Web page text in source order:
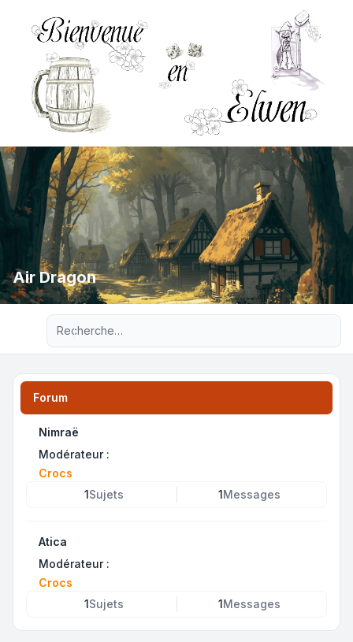
Air Dragon
Recherche avancée
Forum
Nimraë
Modérateur :
Crocs
1Sujets 1Messages
Atica
Modérateur :
Crocs
1Sujets 1Messages